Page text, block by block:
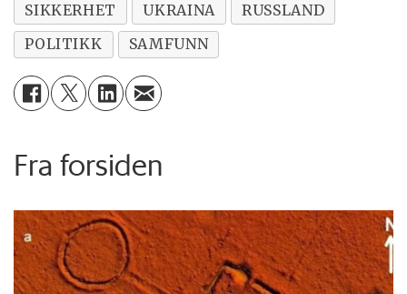
SIKKERHET UKRAINA
RUSSLAND
POLITIKK
SAMFUNN
Fra forsiden